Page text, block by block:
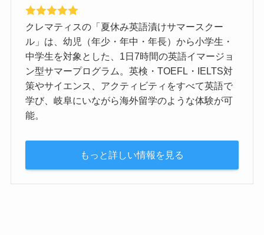
クレマティスの「夏休み英語漬けサマースクー
ル」は、幼児（年少・年中・年長）から小学生・
中学生を対象とした、1日7時間の英語イマージョ
ン型サマープログラム。英検・TOEFL・IELTS対
策やサイエンス、アクティビティをすべて英語で
学び、岐阜にいながら海外留学のような体験が可
能。
もっと詳しい情報を見る